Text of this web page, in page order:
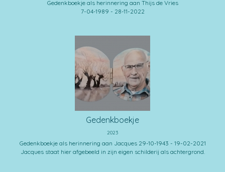
Gedenkboekje als herinnering aan Thijs de Vries
7-04-1989 - 28-11-2022
Gedenkboekje
2023
Gedenkboekje als herinnering aan Jacques 29-10-1943 - 19-02-2021
Jacques staat hier afgebeeld in zijn eigen schilderij als achtergrond.